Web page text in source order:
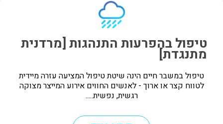
טיפול בהפרעות התנהגות [מרדנית
מתנגדת]
טיפול במשבר חיים הינה שיטת טיפול המציעה עזרה מיידית
לטווח קצר או ארוך - לאנשים החווים אירוע המייצר מצוקה
רגשית, נפשית.....